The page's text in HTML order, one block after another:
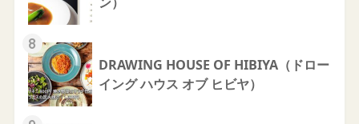
8
DRAWING HOUSE OF HIBIYA（ドロー
イング ハウス オブ ヒビヤ）